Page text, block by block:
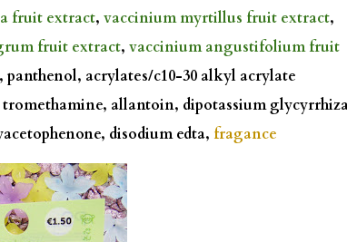
fruit extract, vaccinium myrtillus fruit extract,
fruit extract, vaccinium angustifolium fruit
panthenol, acrylates/c10-30 alkyl acrylate
allantoin, dipotassium
disodium edta, fragance